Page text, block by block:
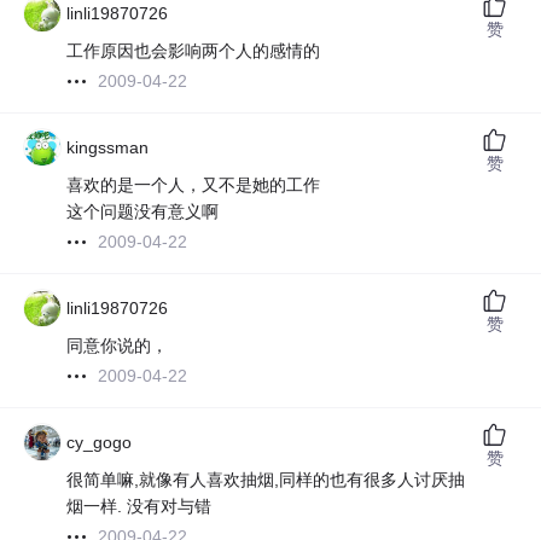
linli19870726
工作原因也会影响两个人的感情的
2009-04-22
赞
kingssman
喜欢的是一个人，又不是她的工作
这个问题没有意义啊
2009-04-22
赞
linli19870726
同意你说的，
2009-04-22
赞
cy_gogo
很简单嘛,就像有人喜欢抽烟,同样的也有很多人讨厌抽
烟一样. 没有对与错
赞